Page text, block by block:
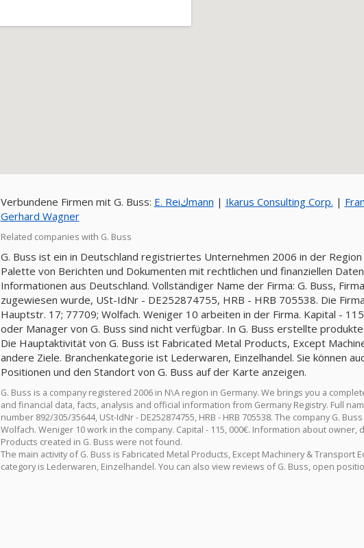
Verbundene Firmen mit G. Buss: E. Reiكmann | Ikarus Consulting Corp. |
Gerhard Wagner
Related companies with G. Buss
G. Buss ist ein in Deutschland registriertes Unternehmen 2006 in der
Palette von Berichten und Dokumenten mit rechtlichen und finanziellen
Informationen aus Deutschland. Vollständiger Name der Firma: G. Buss,
zugewiesen wurde, USt-IdNr - DE252874755, HRB - HRB 705538. Die
Hauptstr. 17; 77709; Wolfach. Weniger 10 arbeiten in der Firma. Kapital -
oder Manager von G. Buss sind nicht verfügbar. In G. Buss erstellte
Die Hauptaktivität von G. Buss ist Fabricated Metal Products, Except
andere Ziele. Branchenkategorie ist Lederwaren, Einzelhandel. Sie können
Positionen und den Standort von G. Buss auf der Karte anzeigen.
G. Buss is a company registered 2006 in N\A region in Germany. We brings you a
and financial data, facts, analysis and official information from Germany Registry. Full
number 892/305/35644, USt-IdNr - DE252874755, HRB - HRB 705538. The company G.
Wolfach. Weniger 10 work in the company. Capital - 115, 000€. Information about owner,
Products created in G. Buss were not found.
The main activity of G. Buss is Fabricated Metal Products, Except Machinery &
category is Lederwaren, Einzelhandel. You can also view reviews of G. Buss, open